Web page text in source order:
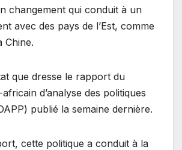
changement qui conduit à un
avec des pays de l’Est, comme
Chine.
que dresse le rapport du
d’analyse des politiques
publié la semaine dernière.
cette politique a conduit à la